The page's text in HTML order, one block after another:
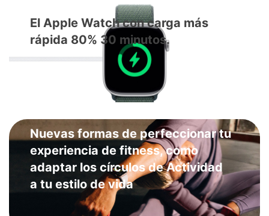
El Apple Watch con carga más
rápida 80% 30 minutos.
Nuevas formas de perfeccionar tu
experiencia de fitness, como
adaptar los círculos de Actividad
a tu estilo de vida